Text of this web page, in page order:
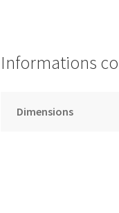
cm
Informations
Dimensions